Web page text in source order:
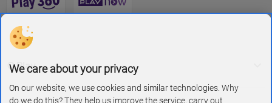
O Play
We care about your privacy
On our website, we use cookies and similar technologies. Why
do we do this? They help us improve the service, carry out